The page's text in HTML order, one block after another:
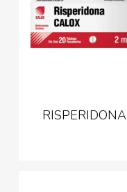
RISPERIDONA